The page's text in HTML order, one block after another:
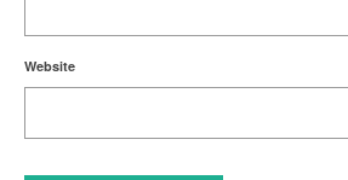
Website